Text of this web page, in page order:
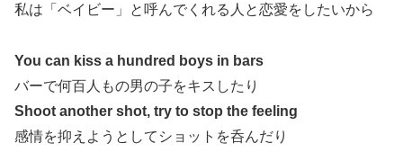
私は「ベイビー」と呼んでくれる人と恋愛をしたいから
You can kiss a hundred boys in bars
バーで何百人もの男の子をキスしたり
Shoot another shot, try to stop the feeling
感情を抑えようとしてショットを呑んだり